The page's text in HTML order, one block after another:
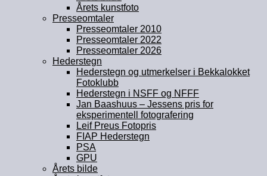
Årets kunstfoto
Presseomtaler
Presseomtaler 2010
Presseomtaler 2022
Presseomtaler 2026
Hederstegn
Hederstegn og utmerkelser i Bekkalokket
Fotoklubb
Hederstegn i NSFF og NFFF
Jan Baashuus – Jessens pris for
eksperimentell fotografering
Leif Preus Fotopris
FIAP Hederstegn
PSA
GPU
Årets bilde